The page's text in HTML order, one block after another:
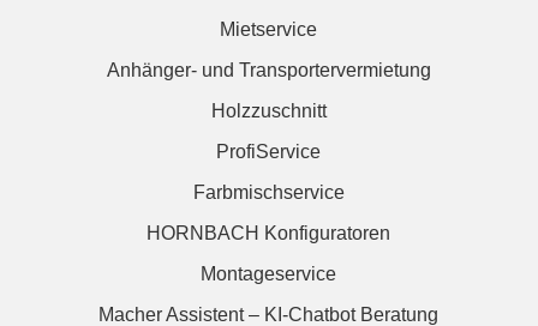
Mietservice
Anhänger- und Transportervermietung
Holzzuschnitt
ProfiService
Farbmischservice
HORNBACH Konfiguratoren
Montageservice
Macher Assistent – KI-Chatbot Beratung